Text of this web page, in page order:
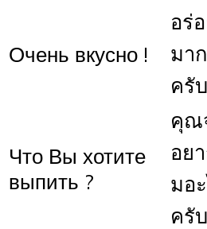
Очень вкусно !
อร่
มา
ครั
Что Вы хотите
выпить ?
คุณ
อย
มอ
ครั